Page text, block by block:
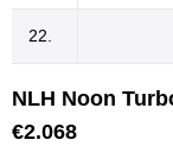
22.
NLH Noon
€2.068